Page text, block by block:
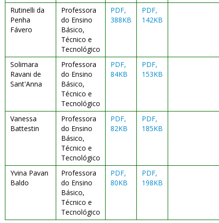
Rutinelli da
Penha
Fávero
Professora
do Ensino
Básico,
Técnico e
Tecnológico
PDF,
388KB
PDF,
142KB
Solimara
Ravani de
Sant'Anna
Professora
do Ensino
Básico,
Técnico e
Tecnológico
PDF,
84KB
PDF,
153KB
Vanessa
Battestin
Professora
do Ensino
Básico,
Técnico e
Tecnológico
PDF,
82KB
PDF,
185KB
Yvina Pavan
Baldo
Professora
do Ensino
Básico,
Técnico e
Tecnológico
PDF,
80KB
PDF,
198KB